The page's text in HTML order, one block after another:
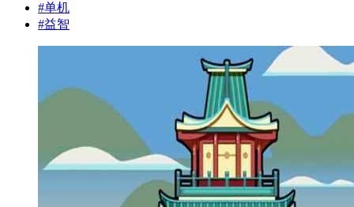
#单机
#益智